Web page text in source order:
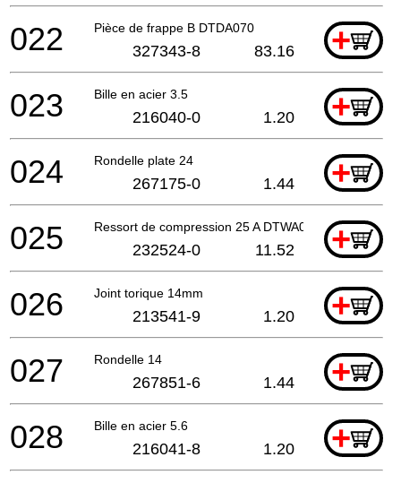
Pièce de frappe B DTDA070 +
022 327343-8 83.16
Bille en acier 3.5 +
023 216040-0 1.20
Rondelle plate 24 +
024 267175-0 1.44
Ressort de compression 25 A DTWA070 +
025 232524-0 11.52
Joint torique 14mm +
026 213541-9 1.20
Rondelle 14 +
027 267851-6 1.44
Bille en acier 5.6 +
028 216041-8 1.20